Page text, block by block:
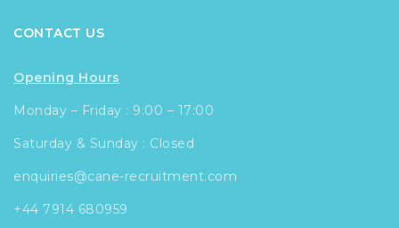
CONTACT US
Opening Hours
Monday – Friday : 9:00 – 17:00
Saturday & Sunday : Closed
enquiries@cane-recruitment.com
+44 7914 680959